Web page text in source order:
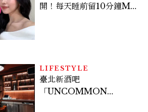
開！每天睡前留10分鐘ME
LIFESTYLE
臺北新酒吧
「UNCOMMON